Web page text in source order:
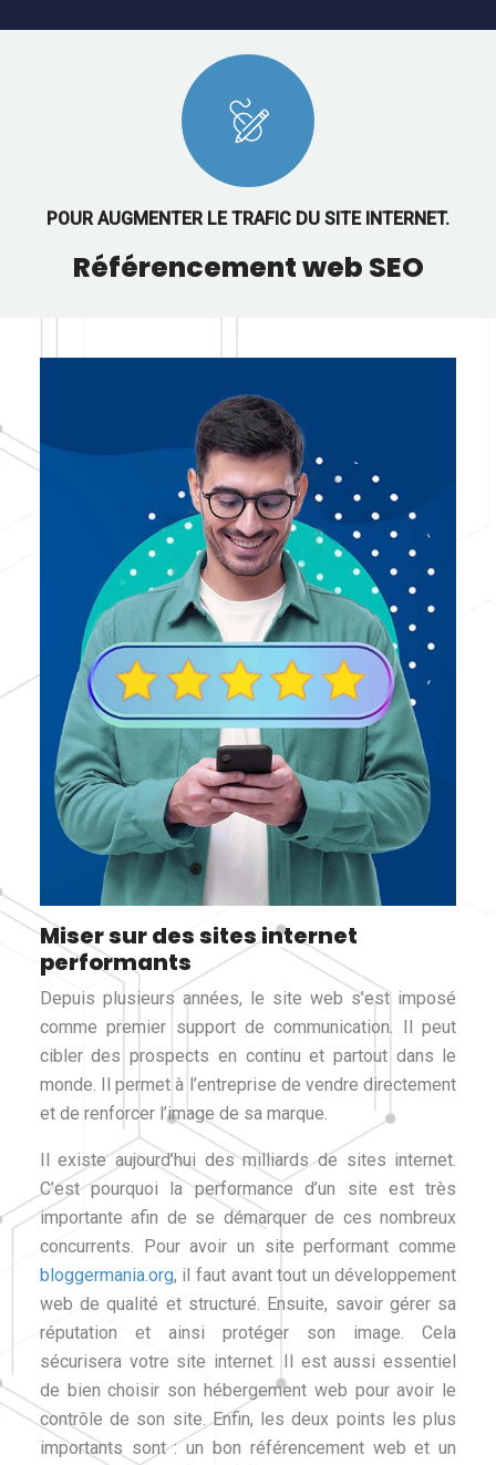
POUR AUGMENTER LE TRAFIC DU SITE INTERNET.
Référencement web SEO
Miser sur des sites internet
performants
Depuis plusieurs années, le site web s’est imposé
comme premier support de communication. Il peut
cibler des prospects en continu et partout dans le
monde. Il permet à l’entreprise de vendre directement
et de renforcer l’image de sa marque.
Il existe aujourd’hui des milliards de sites internet.
C’est pourquoi la performance d’un site est très
importante afin de se démarquer de ces nombreux
concurrents. Pour avoir un site performant comme
bloggermania.org, il faut avant tout un développement
web de qualité et structuré. Ensuite, savoir gérer sa
réputation et ainsi protéger son image. Cela
sécurisera votre site internet. Il est aussi essentiel
de bien choisir son hébergement web pour avoir le
contrôle de son site. Enfin, les deux points les plus
importants sont : un bon référencement web et un